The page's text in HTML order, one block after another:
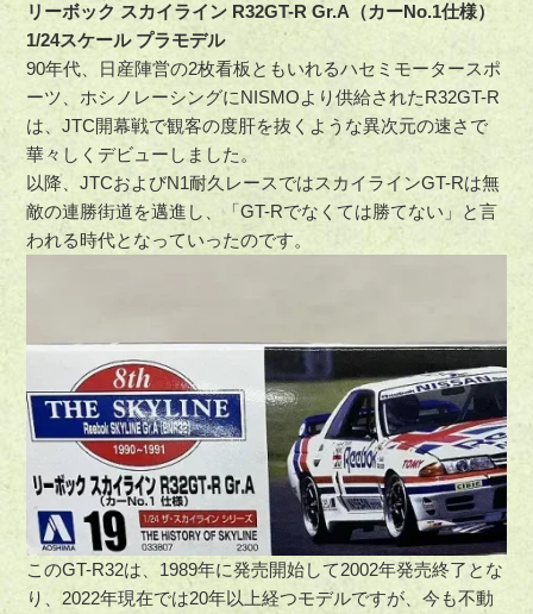
リーボック スカイライン R32GT-R Gr.A（カーNo.1仕様）
1/24スケール プラモデル
90年代、日産陣営の2枚看板ともいれるハセミモータースポ
ーツ、ホシノレーシングにNISMOより供給されたR32GT-R
は、JTC開幕戦で観客の度肝を抜くような異次元の速さで
華々しくデビューしました。
以降、JTCおよびN1耐久レースではスカイラインGT-Rは無
敵の連勝街道を邁進し、「GT-Rでなくては勝てない」と言
われる時代となっていったのです。
このGT-R32は、1989年に発売開始して2002年発売終了とな
り、2022年現在では20年以上経つモデルですが、今も不動